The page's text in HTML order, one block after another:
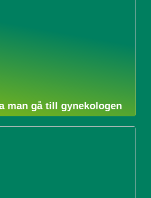
man gå till gynekologen